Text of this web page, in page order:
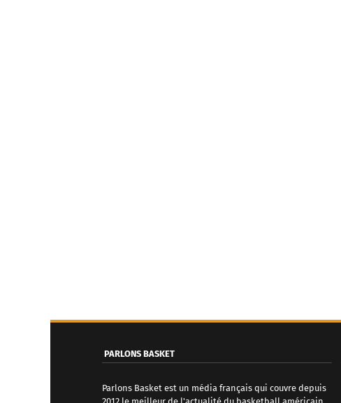
PARLONS BASKET
Parlons Basket est un média français qui couvre depuis